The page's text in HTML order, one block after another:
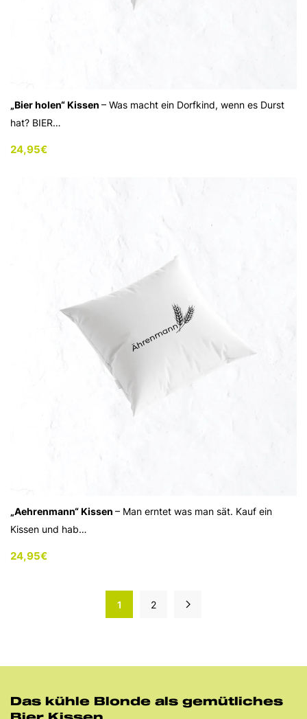
„Bier holen“ Kissen – Was macht ein Dorfkind, wenn es Durst
hat? BIER…
24,95€
„Aehrenmann“ Kissen – Man erntet was man sät. Kauf ein
Kissen und hab…
24,95€
1 2
Das kühle Blonde als gemütliches